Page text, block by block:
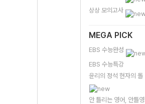
상상 모의고사
MEGA PICK
EBS 수능완성
EBS 수능특강
윤리의 정석 현자의 돌
안 틀리는 영어, 안틀영